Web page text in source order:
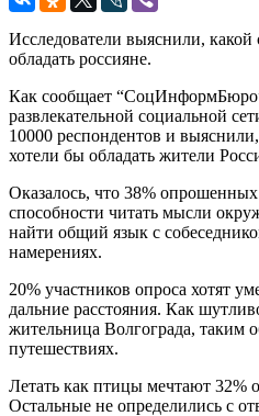
Исследователи выяснили, какой
обладать россияне.
Как сообщает
развлекательной социальной
10000 респондентов и
хотели бы обладать жители
Оказалось, что 38%
способности читать мысли
найти общий язык с
намерениях.
20% участников опроса хотят
дальние расстояния. Как
жительница Волгограда, таким
путешествиях.
Летать как птицы мечтают 32%
Остальные не определились с